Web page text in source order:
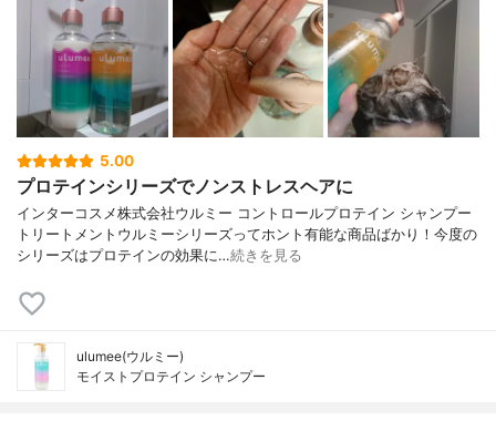
5.00
プロテインシリーズでノンストレスヘアに
インターコスメ株式会社ウルミー コントロールプロテイン シャンプー
トリートメントウルミーシリーズってホント有能な商品ばかり！今度の
シリーズはプロテインの効果に…続きを見る
ulumee(ウルミー)
モイストプロテイン シャンプー